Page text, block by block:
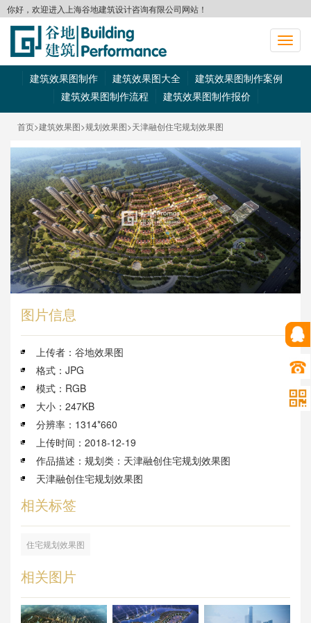
你好，欢迎进入上海谷地建筑设计咨询有限公司网站！
切
换
建筑效果图制作 建筑效果图大全
建筑效果图制作案例
建筑效果图制作流程
建筑效果图制作报价
首页>建筑效果图>规划效果图>天津融创住宅规划效果图
图片信息
上传者：谷地效果图
格式：JPG
模式：RGB
大小：247KB
分辨率：1314*660
上传时间：2018-12-19
作品描述：规划类：天津融创住宅规划效果图
天津融创住宅规划效果图
相关标签
住宅规划效果图
相关图片